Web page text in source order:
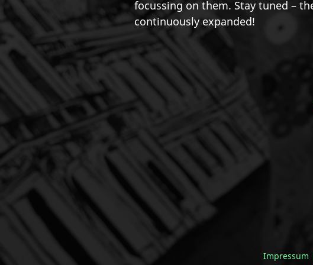
focussing on them. Stay tuned –
continuously expanded!
Impressum